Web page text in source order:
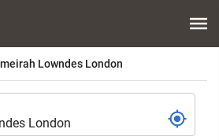
Lowndes London